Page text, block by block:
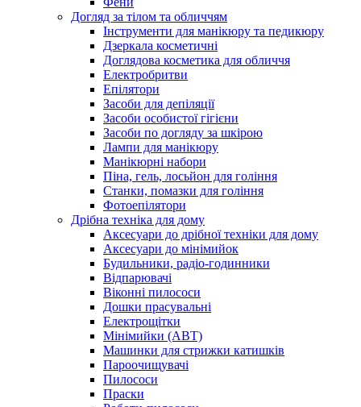
Догляд за тілом та обличчям
Інструменти для манікюру та педикюру
Дзеркала косметичні
Доглядова косметика для обличчя
Електробритви
Епілятори
Засоби для депіляції
Засоби особистої гігієни
Засоби по догляду за шкірою
Лампи для манікюру
Манікюрні набори
Піна, гель, лосьйон для гоління
Станки, помазки для гоління
Фотоепілятори
Дрібна техніка для дому
Аксесуари до дрібної техніки для дому
Аксесуари до мінімийок
Будильники, радіо-годинники
Відпарювачі
Віконні пилососи
Дошки прасувальні
Електрощітки
Мінімийки (АВТ)
Машинки для стрижки катишків
Пароочищувачі
Пилососи
Праски